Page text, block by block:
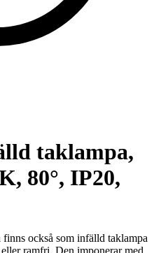
taklampa,
80°, IP20,
också som infälld taklampa
ramfri. Den imponerar med